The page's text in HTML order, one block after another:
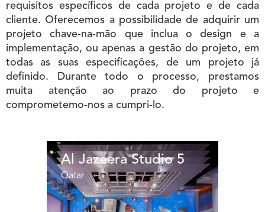
requisitos específicos de cada projeto e de cada
cliente. Oferecemos a possibilidade de adquirir um
projeto chave-na-mão que inclua o design e a
implementação, ou apenas a gestão do projeto, em
todas as suas especificações, de um projeto já
definido. Durante todo o processo, prestamos
muita atenção ao prazo do projeto e
comprometemo-nos a cumpri-lo.
Al Jazeera Studio 5
Qatar